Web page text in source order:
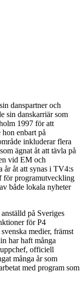
danspartner och
sin danskarriär som
1997 för att
enbart på
inkluderar flera
ägnat åt att tävla på
vid EM och
år åt att synas i TV4:s
för programutveckling
både lokala nyheter
på Sveriges
för P4
medier, främst
har haft många
officiell
många år som
med program som